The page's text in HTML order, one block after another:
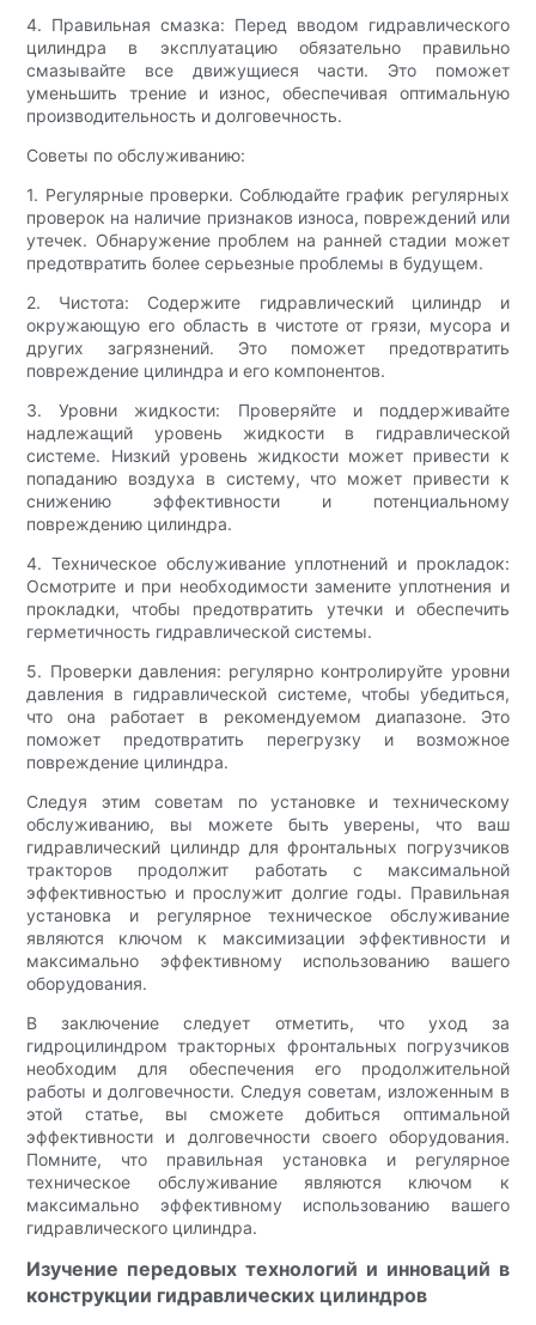
4. Правильная смазка: Перед вводом гидравлического
цилиндра в эксплуатацию обязательно правильно
смазывайте все движущиеся части. Это поможет
уменьшить трение и износ, обеспечивая оптимальную
производительность и долговечность.
Советы по обслуживанию:
1. Регулярные проверки. Соблюдайте график регулярных
проверок на наличие признаков износа, повреждений или
утечек. Обнаружение проблем на ранней стадии может
предотвратить более серьезные проблемы в будущем.
2. Чистота: Содержите гидравлический цилиндр и
окружающую его область в чистоте от грязи, мусора и
других загрязнений. Это поможет предотвратить
повреждение цилиндра и его компонентов.
3. Уровни жидкости: Проверяйте и поддерживайте
надлежащий уровень жидкости в гидравлической
системе. Низкий уровень жидкости может привести к
попаданию воздуха в систему, что может привести к
снижению эффективности и потенциальному
повреждению цилиндра.
4. Техническое обслуживание уплотнений и прокладок:
Осмотрите и при необходимости замените уплотнения и
прокладки, чтобы предотвратить утечки и обеспечить
герметичность гидравлической системы.
5. Проверки давления: регулярно контролируйте уровни
давления в гидравлической системе, чтобы убедиться,
что она работает в рекомендуемом диапазоне. Это
поможет предотвратить перегрузку и возможное
повреждение цилиндра.
Следуя этим советам по установке и техническому
обслуживанию, вы можете быть уверены, что ваш
гидравлический цилиндр для фронтальных погрузчиков
тракторов продолжит работать с максимальной
эффективностью и прослужит долгие годы. Правильная
установка и регулярное техническое обслуживание
являются ключом к максимизации эффективности и
максимально эффективному использованию вашего
оборудования.
В заключение следует отметить, что уход за
гидроцилиндром тракторных фронтальных погрузчиков
необходим для обеспечения его продолжительной
работы и долговечности. Следуя советам, изложенным в
этой статье, вы сможете добиться оптимальной
эффективности и долговечности своего оборудования.
Помните, что правильная установка и регулярное
техническое обслуживание являются ключом к
максимально эффективному использованию вашего
гидравлического цилиндра.
Изучение передовых технологий и инноваций в
конструкции гидравлических цилиндров